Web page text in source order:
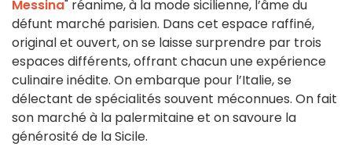
Messina" réanime, à la mode sicilienne, l’âme du
défunt marché parisien. Dans cet espace raffiné,
original et ouvert, on se laisse surprendre par trois
espaces différents, offrant chacun une expérience
culinaire inédite. On embarque pour l’Italie, se
délectant de spécialités souvent méconnues. On fait
son marché à la palermitaine et on savoure la
générosité de la Sicile.